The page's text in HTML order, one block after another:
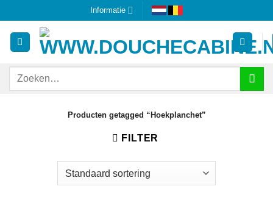
naar
inhoud
Informatie
Zoeken
Producten getagged “Hoekplanchet”
FILTER